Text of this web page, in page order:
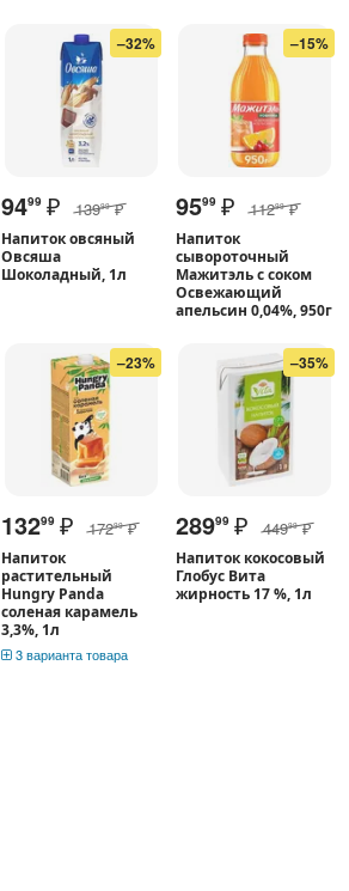
–32%
9499 ₽ 13999 ₽
Напиток овсяный
Овсяша
Шоколадный, 1л
–15%
9599 ₽ 11299 ₽
Напиток
сывороточный
Мажитэль с соком
Освежающий
апельсин 0,04%, 950г
–23%
13299 ₽ 17299 ₽
Напиток
растительный
Hungry Panda
соленая карамель
3,3%, 1л
3 варианта товара
–35%
28999 ₽ 44999 ₽
Напиток кокосовый
Глобус Вита
жирность 17 %, 1л